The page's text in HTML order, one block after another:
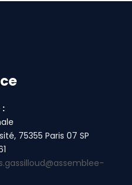
:
75355 Paris 07 SP